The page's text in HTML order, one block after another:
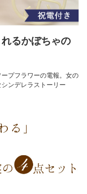
るかぼちゃの
プフラワーの電報。女の
ンデレラストーリー